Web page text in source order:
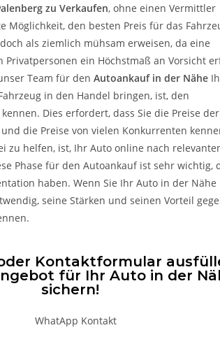
zu Verkaufen, ohne einen Vermittler
Möglichkeit, den besten Preis für das
als ziemlich mühsam erweisen, da eine
Privatpersonen ein Höchstmaß an Vorsicht
Team für den Autoankauf in der Nähe
in den Handel bringen, ist, den
Dies erfordert, dass Sie die Preise der
die Preise von vielen Konkurrenten
zu helfen, ist, Ihr Auto online nach
Phase für den Autoankauf ist sehr wichtig,
haben. Wenn Sie Ihr Auto in der Nähe
seine Stärken und seinen Vorteil
Kontaktformular
für Ihr Auto in der
sichern!